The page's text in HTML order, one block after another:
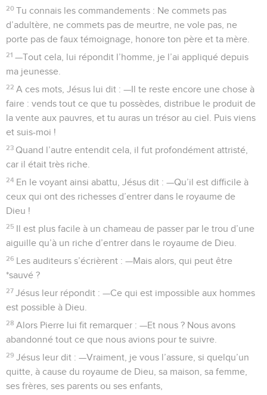
20 Tu connais les commandements : Ne commets pas
d’adultère, ne commets pas de meurtre, ne vole pas, ne
porte pas de faux témoignage, honore ton père et ta mère.
21 —Tout cela, lui répondit l’homme, je l’ai appliqué depuis
ma jeunesse.
22 A ces mots, Jésus lui dit : —Il te reste encore une chose à
faire : vends tout ce que tu possèdes, distribue le produit de
la vente aux pauvres, et tu auras un trésor au ciel. Puis viens
et suis-moi !
23 Quand l’autre entendit cela, il fut profondément attristé,
car il était très riche.
24 En le voyant ainsi abattu, Jésus dit : —Qu’il est difficile à
ceux qui ont des richesses d’entrer dans le royaume de
Dieu !
25 Il est plus facile à un chameau de passer par le trou d’une
aiguille qu’à un riche d’entrer dans le royaume de Dieu.
26 Les auditeurs s’écrièrent : —Mais alors, qui peut être
*sauvé ?
27 Jésus leur répondit : —Ce qui est impossible aux hommes
est possible à Dieu.
28 Alors Pierre lui fit remarquer : —Et nous ? Nous avons
abandonné tout ce que nous avions pour te suivre.
29 Jésus leur dit : —Vraiment, je vous l’assure, si quelqu’un
quitte, à cause du royaume de Dieu, sa maison, sa femme,
ses frères, ses parents ou ses enfants,